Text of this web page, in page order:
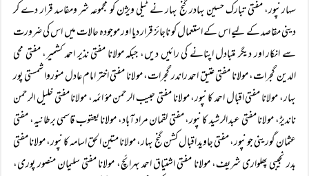
سہارنپور، مفتی تبارک حسین بہادر گنج بہار نے ٹیلی ویژن کو مجموعہ شر ومفاسد قرار دے کر
دینی مقاصد کے لیے اس کے استعمال کو ناجائز قرار دیا اور موجودہ حالات میں اس کی ضرورت
سے انکار اور دیگر متبادل اپنانے کی رائیں دیں، جبکہ مولانا مفتی نذیر احمد کشمیر، مفتی محی
الدین گجرات، مولانا مفتی عتیق احمد راندر گجرات، مولانا مفتی اختر امام عادل منوروا شمستی پور
بہار، مولانا مفتی اقبال احمد کانپور، مولانا مفتی حبیب الرحمن مؤ ائمہ، مولانا مفتی خلیل الرحمن
ناندیڑ، مولانا مفتی عبد الرشید کانپور، مفتی لقمان مراد آباد، مولانا یعقوب قاسمی برطانیہ، مفتی
عثمان گورینی جونپور، مفتی جاوید اقبال کشن گنج بہار، مولانا متین الحق اسامہ کانپور، مولانا مفتی
بدر نجیبی پھلواری شریف، مولانا مفتی اشتیاق احمد بہرائچ، مولانا مفتی سلیمان منصور پوری،